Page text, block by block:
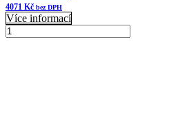
4071 Kč bez DPH
Více informací
B080010